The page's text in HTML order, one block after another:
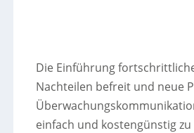
Die Einführung
Nachteilen befreit und neue
einfach und kostengünstig